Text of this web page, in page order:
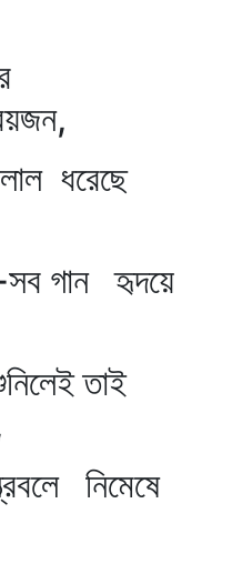
ধরেছে
গান হৃদয়ে
তাই
নিমেষে